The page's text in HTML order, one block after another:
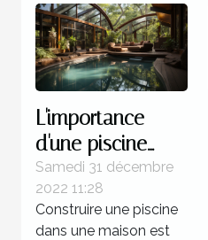
L'importance
d'une piscine
dans une maison
Samedi 31 décembre
2022 11:28
Construire une piscine
dans une maison est